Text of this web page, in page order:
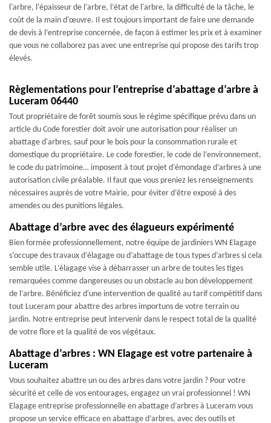
l'arbre, l'épaisseur de l'arbre, l’état de l'arbre, la difficulté de la tâche, le
coût de la main d'œuvre. Il est toujours important de faire une demande
de devis à l’entreprise concernée, de façon à estimer les prix et à examiner
que vous ne collaborez pas avec une entreprise qui propose des tarifs trop
élevés.
Règlementations pour l’entreprise d’abattage d’arbre à
Luceram 06440
Tout propriétaire de forêt soumis sous le régime spécifique prévu dans un
article du Code forestier doit avoir une autorisation pour réaliser un
abattage d'arbres, sauf pour le bois pour la consommation rurale et
domestique du propriétaire. Le code forestier, le code de l’environnement,
le code du patrimoine… imposent à tout projet d’émondage d’arbres à une
autorisation civile préalable. Il faut que vous preniez les renseignements
nécessaires auprès de votre Mairie, pour éviter d’être exposé à des
amendes ou des punitions légales.
Abattage d’arbre avec des élagueurs expérimenté
Bien formée professionnellement, notre équipe de jardiniers WN Elagage
s’occupe des travaux d’élagage ou d’abattage de tous types d’arbres si cela
semble utile. L’élagage vise à débarrasser un arbre de toutes les tiges
remarquées comme dangereuses ou un obstacle au bon développement
de l’arbre. Bénéficiez d'une intervention de qualité au tarif compétitif dans
tout Luceram pour abattre des arbres importuns de votre terrain ou
jardin. Notre entreprise peut intervenir dans le respect total de la qualité
de votre flore et la qualité de vos végétaux.
Abattage d’arbres : WN Elagage est votre partenaire à
Luceram
Vous souhaitez abattre un ou des arbres dans votre jardin ? Pour votre
sécurité et celle de vos entourages, engagez un vrai professionnel ! WN
Elagage entreprise professionnelle en abattage d’arbres à Luceram vous
propose un service efficace en abattage d’arbres, avec des outils et